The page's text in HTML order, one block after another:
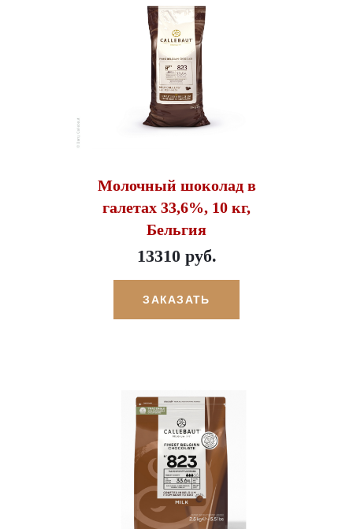
Молочный шоколад в
галетах 33,6%, 10 кг,
Бельгия
13310 руб.
ЗАКАЗАТЬ